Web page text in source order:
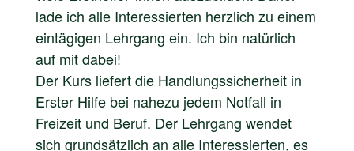
lade ich alle Interessierten herzlich zu einem
eintägigen Lehrgang ein. Ich bin natürlich
auf mit dabei!
Der Kurs liefert die Handlungssicherheit in
Erster Hilfe bei nahezu jedem Notfall in
Freizeit und Beruf. Der Lehrgang wendet
sich grundsätzlich an alle Interessierten, es